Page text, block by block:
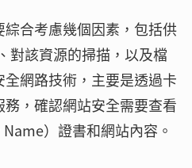
合考慮幾個因素，包括供
對該資源的掃描，以及檔
網路技術，主要是透過卡
，確認網站安全需要查看
）證書和網站內容。